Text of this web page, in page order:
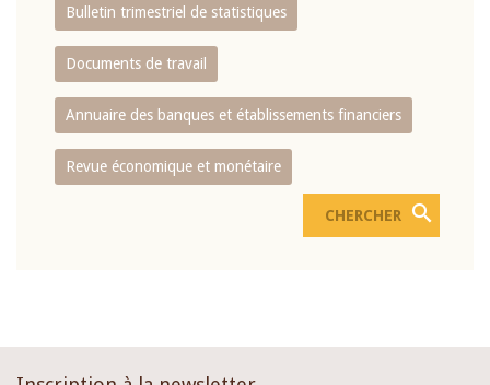
Bulletin trimestriel de statistiques
Documents de travail
Annuaire des banques et établissements financiers
Revue économique et monétaire